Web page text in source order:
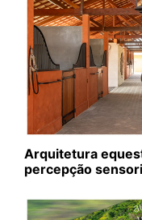
Arquitetura
percepção